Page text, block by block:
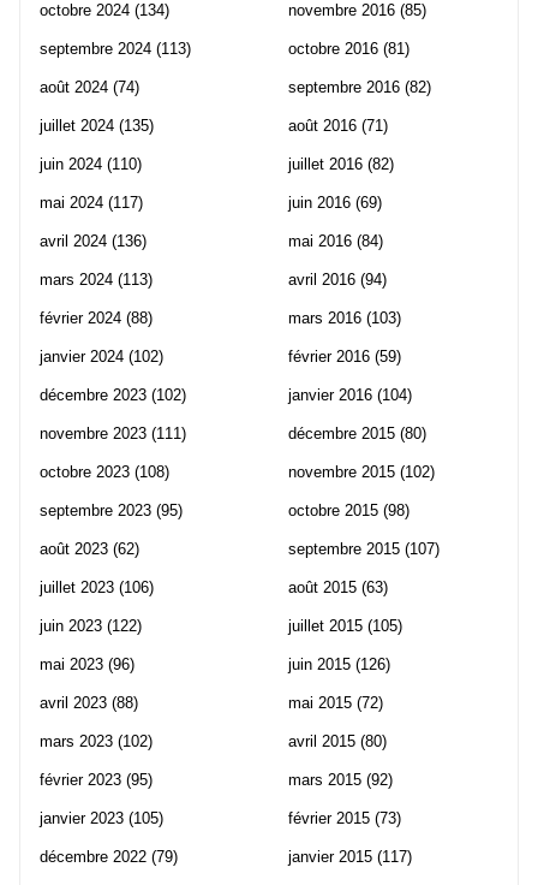
octobre 2024 (134)
septembre 2024 (113)
août 2024 (74)
juillet 2024 (135)
juin 2024 (110)
mai 2024 (117)
avril 2024 (136)
mars 2024 (113)
février 2024 (88)
janvier 2024 (102)
décembre 2023 (102)
novembre 2023 (111)
octobre 2023 (108)
septembre 2023 (95)
août 2023 (62)
juillet 2023 (106)
juin 2023 (122)
mai 2023 (96)
avril 2023 (88)
mars 2023 (102)
février 2023 (95)
janvier 2023 (105)
décembre 2022 (79)
novembre 2016 (85)
octobre 2016 (81)
septembre 2016 (82)
août 2016 (71)
juillet 2016 (82)
juin 2016 (69)
mai 2016 (84)
avril 2016 (94)
mars 2016 (103)
février 2016 (59)
janvier 2016 (104)
décembre 2015 (80)
novembre 2015 (102)
octobre 2015 (98)
septembre 2015 (107)
août 2015 (63)
juillet 2015 (105)
juin 2015 (126)
mai 2015 (72)
avril 2015 (80)
mars 2015 (92)
février 2015 (73)
janvier 2015 (117)